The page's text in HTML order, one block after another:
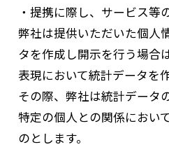
・提携に際し、サービス等
弊社は提供いただいた個人
タを作成し開示を行う場合
表現において統計データを
その際、弊社は統計データ
特定の個人との関係におい
のとします。